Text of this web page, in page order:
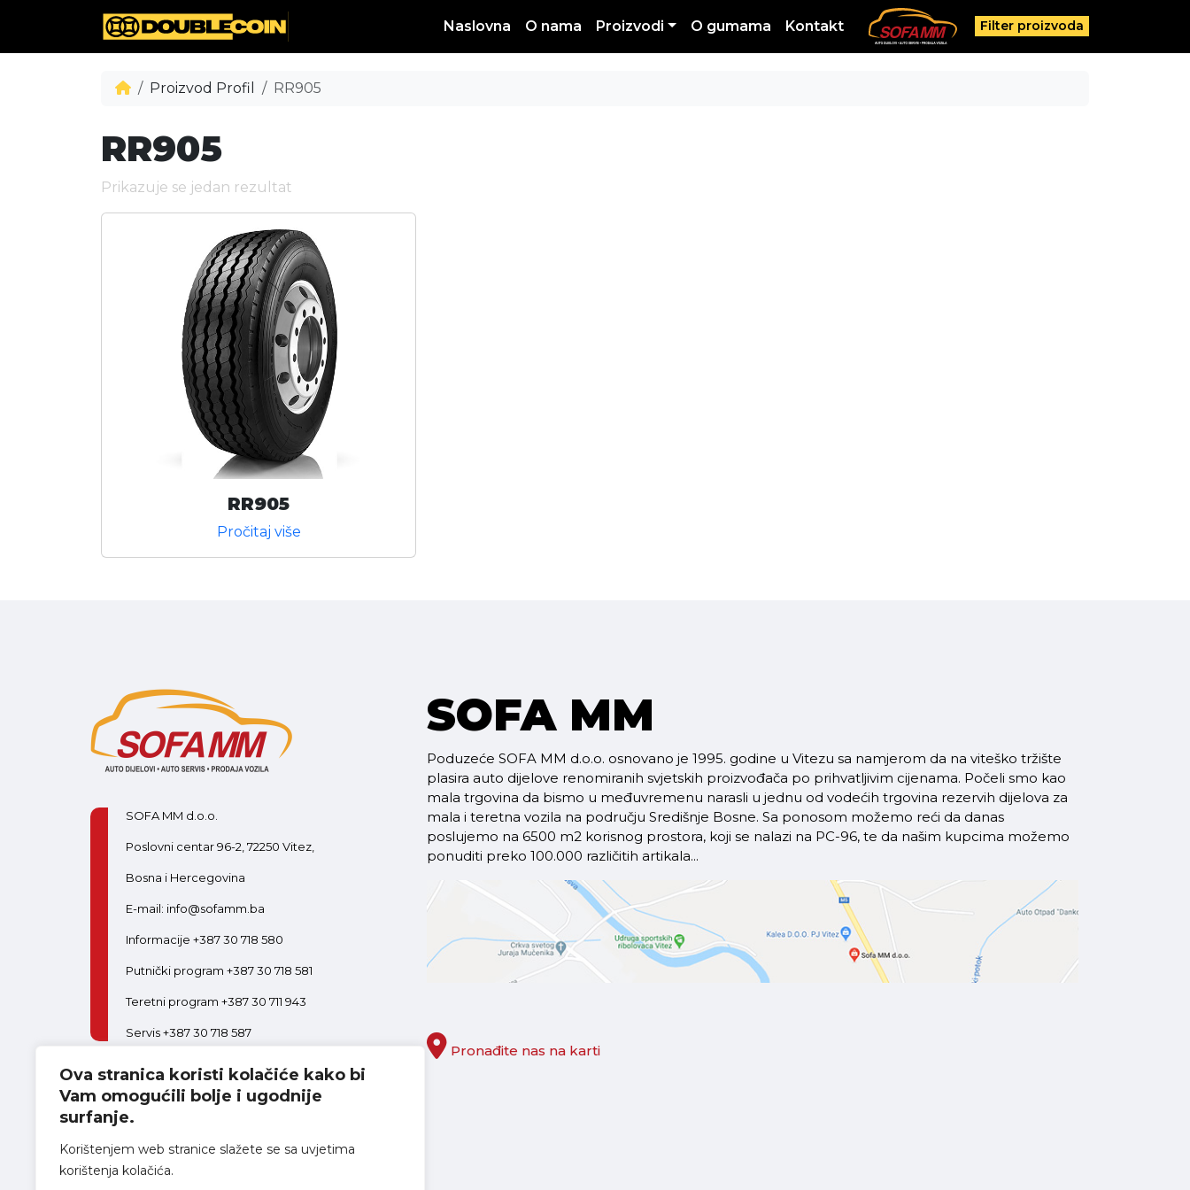
Ova stranica koristi kolačiće kako bi
Vam omogućili bolje i ugodnije
surfanje.
Korištenjem web stranice slažete se sa uvjetima
korištenja kolačića.
Naslovna O nama Proizvodi O gumama Kontakt Filter proizvoda
Proizvod Profil RR905
RR905
Prikazuje se jedan rezultat
RR905
Pročitaj više
SOFA MM d.o.o.
Poslovni centar 96-2, 72250 Vitez,
Bosna i Hercegovina
E-mail: info@sofamm.ba
Informacije +387 30 718 580
Putnički program +387 30 718 581
Teretni program +387 30 711 943
Servis +387 30 718 587
PON-PET:08:00-16:30SUB:08:00-14:00
Postani dio tima
SOFA MM
Poduzeće SOFA MM d.o.o. osnovano je 1995. godine u Vitezu sa namjerom da na viteško tržište
plasira auto dijelove renomiranih svjetskih proizvođača po prihvatljivim cijenama. Počeli smo kao
mala trgovina da bismo u međuvremenu narasli u jednu od vodećih trgovina rezervih dijelova za
mala i teretna vozila na području Središnje Bosne. Sa ponosom možemo reći da danas
poslujemo na 6500 m2 korisnog prostora, koji se nalazi na PC-96, te da našim kupcima možemo
ponuditi preko 100.000 različitih artikala...
Pronađite nas na karti